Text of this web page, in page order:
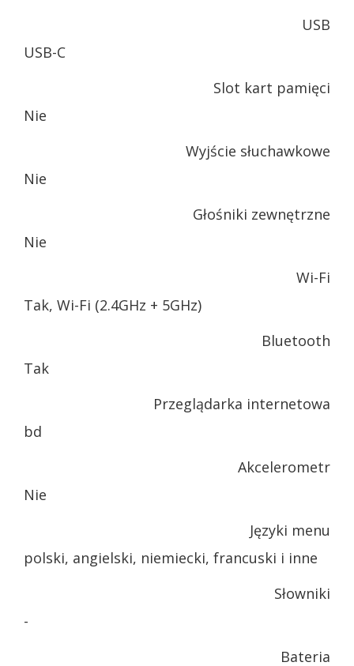
USB
USB-C
Slot kart pamięci
Nie
Wyjście słuchawkowe
Nie
Głośniki zewnętrzne
Nie
Wi-Fi
Tak, Wi-Fi (2.4GHz + 5GHz)
Bluetooth
Tak
Przeglądarka internetowa
bd
Akcelerometr
Nie
Języki menu
polski, angielski, niemiecki, francuski i inne
Słowniki
-
Bateria